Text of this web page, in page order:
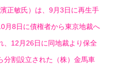
正敏氏）は、9月3日に再生手
月8日に債権者から東京地裁へ
、12月26日に同地裁より保全
分割設立された（株）金馬車